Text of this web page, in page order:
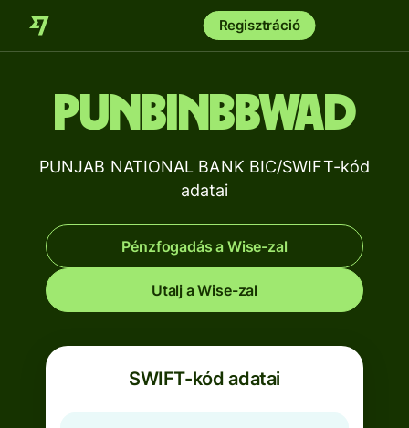
Regisztráció
PUNBINBBWAD
PUNJAB NATIONAL BANK BIC/SWIFT-kód
adatai
Pénzfogadás a Wise-zal
Utalj a Wise-zal
SWIFT-kód adatai